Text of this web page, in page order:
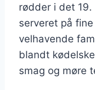
rødder i det
serveret på
velhavende
blandt
smag og møre